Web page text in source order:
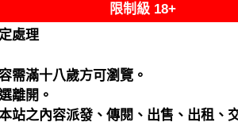
（騷）
限制級 18+
處理
需滿十八歲方可瀏覽。
離開。
站之內容派發、傳閱、出售、出租、